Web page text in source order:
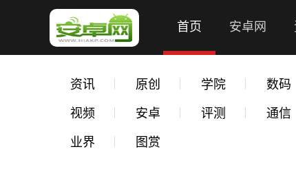
首页 安卓网
资讯 原创 学院 数码
视频 安卓 评测 通信
业界 图赏